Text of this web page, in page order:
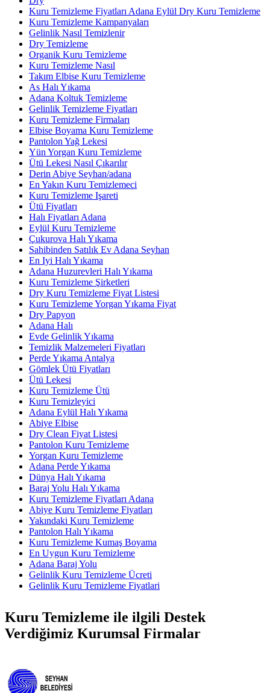
Kuru Temizleme Fiyatları Adana Eylül Dry Kuru Temizleme
Kuru Temizleme Kampanyaları
Gelinlik Nasıl Temizlenir
Dry Temizleme
Organik Kuru Temizleme
Kuru Temizleme Nasıl
Takım Elbise Kuru Temizleme
As Halı Yıkama
Adana Koltuk Temizleme
Gelinlik Temizleme Fiyatları
Kuru Temizleme Firmaları
Elbise Boyama Kuru Temizleme
Pantolon Yağ Lekesi
Yün Yorgan Kuru Temizleme
Ütü Lekesi Nasıl Çıkarılır
Derin Abiye Seyhan/adana
En Yakın Kuru Temizlemeci
Kuru Temizleme Işareti
Ütü Fiyatları
Halı Fiyatları Adana
Eylül Kuru Temizleme
Çukurova Halı Yıkama
Sahibinden Satılık Ev Adana Seyhan
En Iyi Halı Yıkama
Adana Huzurevleri Halı Yıkama
Kuru Temizleme Şirketleri
Dry Kuru Temizleme Fiyat Listesi
Kuru Temizleme Yorgan Yıkama Fiyat
Dry Papyon
Adana Halı
Evde Gelinlik Yıkama
Temizlik Malzemeleri Fiyatları
Perde Yıkama Antalya
Gömlek Ütü Fiyatları
Ütü Lekesi
Kuru Temizleme Ütü
Kuru Temizleyici
Adana Eylül Halı Yıkama
Abiye Elbise
Dry Clean Fiyat Listesi
Pantolon Kuru Temizleme
Yorgan Kuru Temizleme
Adana Perde Yıkama
Dünya Halı Yıkama
Baraj Yolu Halı Yıkama
Kuru Temizleme Fiyatları Adana
Abiye Kuru Temizleme Fiyatları
Yakındaki Kuru Temizleme
Pantolon Halı Yıkama
Kuru Temizleme Kumaş Boyama
En Uygun Kuru Temizleme
Adana Baraj Yolu
Gelinlik Kuru Temizleme Ücreti
Gelinlik Kuru Temizleme Fiyatlari
Kuru Temizleme ile ilgili Destek
Verdiğimiz Kurumsal Firmalar